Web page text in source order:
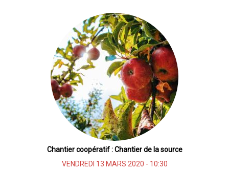
coopératif
:
Rue
du
Lyonnais
Chantier coopératif : Chantier de la source
VENDREDI 13 MARS 2020 - 10:30